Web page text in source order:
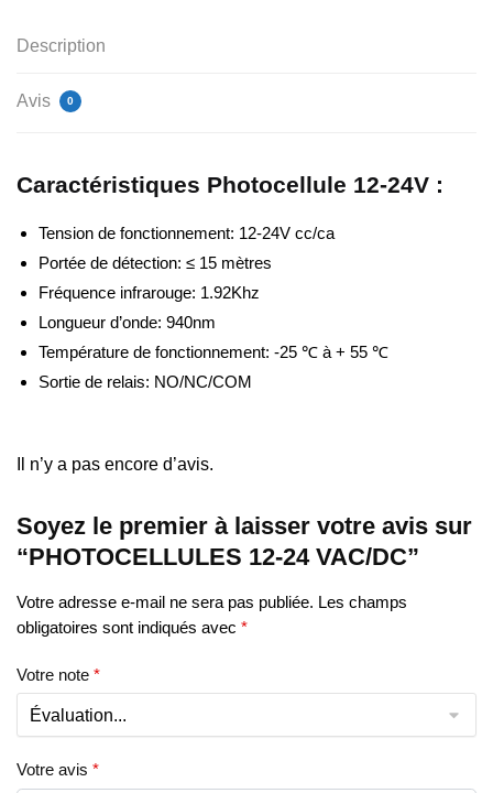
Description
Avis 0
Caractéristiques Photocellule 12-24V :
Tension de fonctionnement: 12-24V cc/ca
Portée de détection: ≤ 15 mètres
Fréquence infrarouge: 1.92Khz
Longueur d’onde: 940nm
Température de fonctionnement: -25 ℃ à + 55 ℃
Sortie de relais: NO/NC/COM
Il n’y a pas encore d’avis.
Soyez le premier à laisser votre avis sur
“PHOTOCELLULES 12-24 VAC/DC”
Votre adresse e-mail ne sera pas publiée. Les champs
obligatoires sont indiqués avec *
Votre note *
Votre avis *